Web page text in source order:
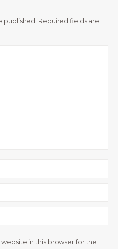
published. Required fields are
in this browser for the